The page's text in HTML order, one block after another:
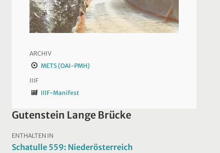
ARCHIV
METS (OAI-PMH)
IIIF
IIIF-Manifest
Gutenstein Lange Brücke
ENTHALTEN IN
Schatulle 559: Niederösterreich